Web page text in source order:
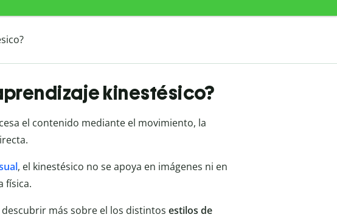
kinestésico?
el contenido mediante el movimiento, la
, el kinestésico no se apoya en imágenes ni en
física.
más sobre el los distintos estilos de